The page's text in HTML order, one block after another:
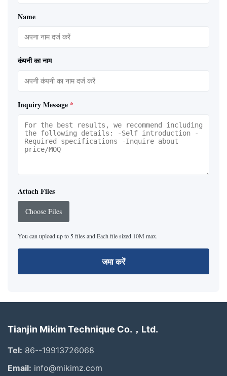
Name
कंपनी का नाम
Inquiry Message *
Attach Files
Choose Files
You can upload up to 5 files and Each file sized 10M max.
जमा करें
Tianjin Mikim Technique Co.，Ltd.
Tel: 86--19913726068
Email: info@mikimz.com